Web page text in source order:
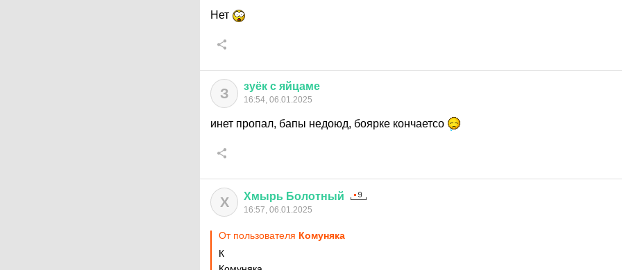
Нет
З зуёк с яйцаме
16:54, 06.01.2025
инет пропал, бапы недоюд, боярке кончаетсо
Х Хмырь Болотный
16:57, 06.01.2025
От пользователя Комуняка
К